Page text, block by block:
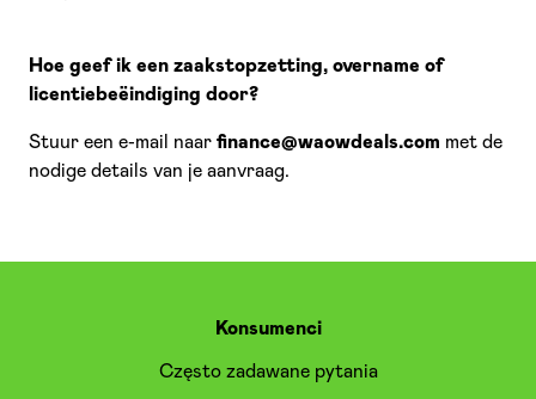
Hoe geef ik een zaakstopzetting, overname of
licentiebeëindiging door?
Stuur een e-mail naar finance@waowdeals.com met de
nodige details van je aanvraag.
Konsumenci
Często zadawane pytania